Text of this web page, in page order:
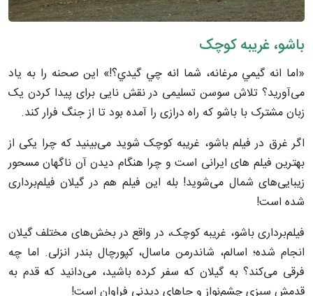
باشو، غریبه کوچک
«اما انه گيمي مرغانه، شما انه چي گيدي؟!» این صحنه را به یاد
می‌آورید؟ تلاش سوسن تسلیمی در نقش نایی برای پیدا کردن یک
زبان مشترک با باشو که راه درازی را آمده بود تا از جنگ فرار کند.
اگر غرق در فیلم باشو، غریبه کوچک شوید می‌بینید که چرا یکی از
بهترین فیلم های ایرانی است و چرا هنگام دیدن آن ناگهان مسحور
زیبایی‌های شمال می‌شوید! بله این فیلم هم در گیلان فیلم‌برداری
شده است!
فیلم‌برداری باشو، غریبه کوچک، در واقع در بخش‌های مختلف گیلان
انجام شده؛ اسالم، شاندرمن ماسال، کپورچال بندر انزلی. اما چه
فرقی می‌کند؟ به گیلان که سفر کرده باشید، می‌دانید که قدم به